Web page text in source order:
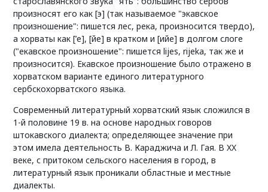
произносят его как [э] (так называемое "экавское
произношение": пишется лес, река, произносится твердо),
а хорваты как [’е], [йе] в кратком и [ийе] в долгом слоге
("екавское произношение": пишется lijes, rijeka, так же и
произносится). Екавское произношение было отражено в
хорватском варианте единого литературного
сербскохорватского языка.
Современный литературный хорватский язык сложился в
1-й половине 19 в. на основе народных говоров
штокавского диалекта; определяющее значение при
этом имела деятельность В. Караджича и Л. Гая. В XX
веке, с притоком сельского населения в город, в
литературный язык проникали областные и местные
диалекты.